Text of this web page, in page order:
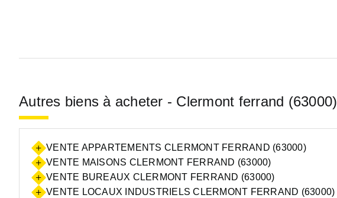
Autres biens à acheter - Clermont ferrand (63000)
VENTE APPARTEMENTS CLERMONT FERRAND (63000)
VENTE MAISONS CLERMONT FERRAND (63000)
VENTE BUREAUX CLERMONT FERRAND (63000)
VENTE LOCAUX INDUSTRIELS CLERMONT FERRAND (63000)